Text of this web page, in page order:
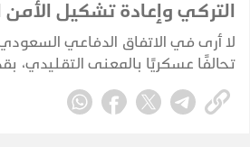
التركي وإعادة تشكيل الأمن
لا أرى في الاتفاق الدفاعي السعودي
تحالفًا عسكريًا بالمعنى التقليدي،
للتكامل الدفاعي والأمني بين ثلاث
مختلفة، عناصر قوة وخبرات